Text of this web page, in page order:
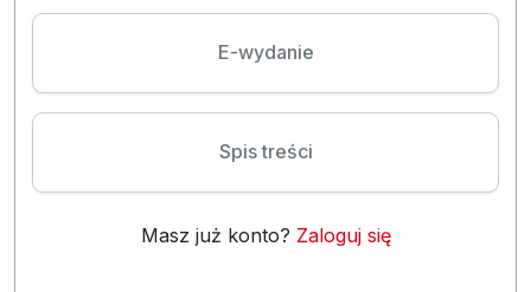
E-wydanie
Spis treści
Masz już konto? Zaloguj się